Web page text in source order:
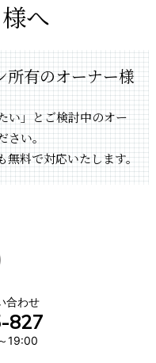
へ
所有のオーナー様
い」とご検討中のオー
い。
料で対応いたします。
合わせ
827
19:00